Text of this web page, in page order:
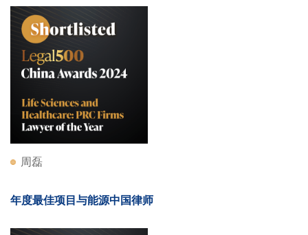
周磊
年度最佳项目与能源中国律师